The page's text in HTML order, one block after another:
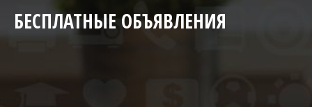
БЕСПЛАТНЫЕ ОБЪЯВЛЕНИЯ